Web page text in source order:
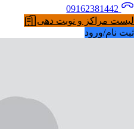
لیست مراکز و نوبت دهی
ثبت نام/ورود